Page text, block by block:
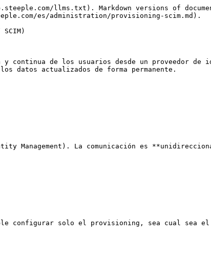
llms.txt). Markdown versions of
es/administration/provisioning-scim.md).
de los usuarios desde un proveedor de
datos actualizados de forma permanente.
Management). La comunicación es
configurar solo el provisioning, sea cual sea el